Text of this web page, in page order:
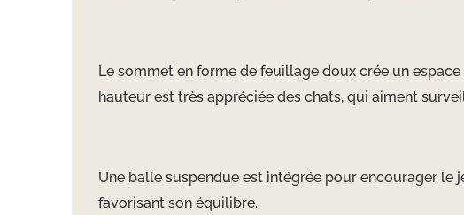
Le sommet en forme de feuillage doux crée un
hauteur est très appréciée des chats, qui aiment
Une balle suspendue est intégrée pour encourager le
favorisant son équilibre.